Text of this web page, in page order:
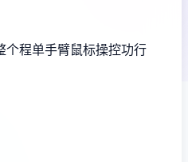
个程单手臂鼠标操控功行